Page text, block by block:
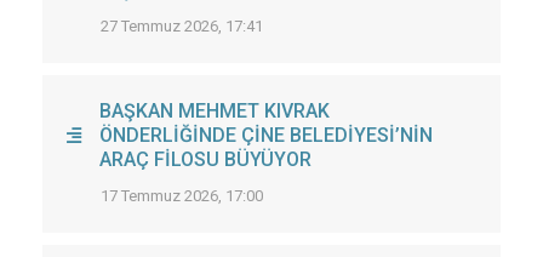
27 Temmuz 2026, 17:41
BAŞKAN MEHMET KIVRAK
ÖNDERLİĞİNDE ÇİNE BELEDİYESİ’NİN
ARAÇ FİLOSU BÜYÜYOR
17 Temmuz 2026, 17:00